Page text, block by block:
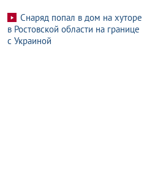
Снаряд попал в дом на хуторе
в Ростовской области на границе
с Украиной